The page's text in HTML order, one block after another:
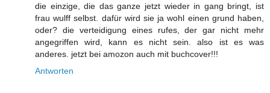
die einzige, die das ganze jetzt wieder in gang bringt, ist
frau wulff selbst. dafür wird sie ja wohl einen grund haben,
oder? die verteidigung eines rufes, der gar nicht mehr
angegriffen wird, kann es nicht sein. also ist es was
anderes. jetzt bei amozon auch mit buchcover!!!
Antworten